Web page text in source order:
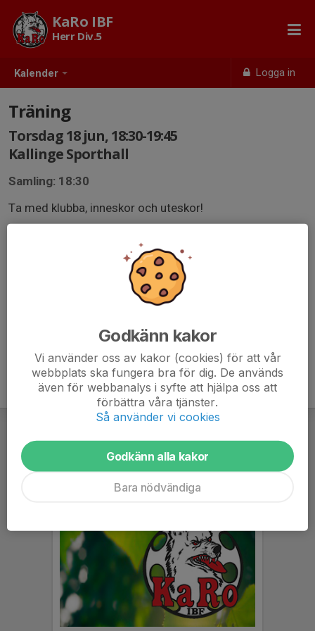
Kalender Logga in
KaRo IBF
Herr Div.5
Träning
Torsdag 18 jun, 18:30-19:45
Kallinge Sporthall
Samling: 18:30
Ta med klubba, inneskor och uteskor!
Godkänn kakor
Vi använder oss av kakor (cookies) för att vår
webbplats ska fungera bra för dig. De används
även för webbanalys i syfte att hjälpa oss att
förbättra våra tjänster.
Så använder vi cookies
Godkänn alla kakor
Bara nödvändiga